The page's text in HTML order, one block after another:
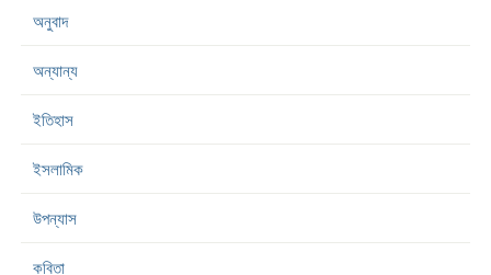
অনুবাদ
অন্যান্য
ইতিহাস
ইসলামিক
উপন্যাস
কবিতা